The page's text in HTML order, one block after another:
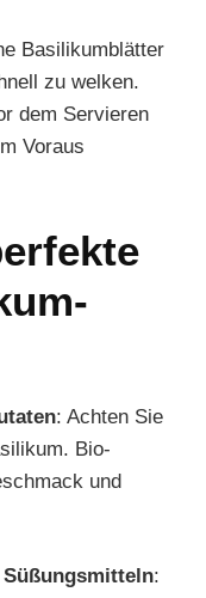
Basilikumblätter
zu welken.
dem Servieren
Voraus
: Achten Sie
Bio-
und
: